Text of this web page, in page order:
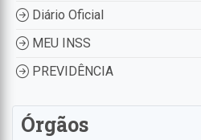
Diário Oficial
MEU INSS
PREVIDÊNCIA
Órgãos